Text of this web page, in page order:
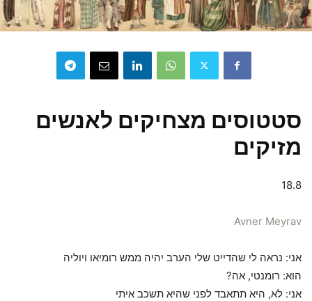
סטטוסים מצחיקים לאנשים
מזיקים
18.8
Avner Meyrav
אני: נראה לי שהדייט שלי הערב יהיה ממש רומיאו ויוליה
הוא: רומנטי, אה?
אני: לא, היא תתאבד לפני שהיא תשכב איתי